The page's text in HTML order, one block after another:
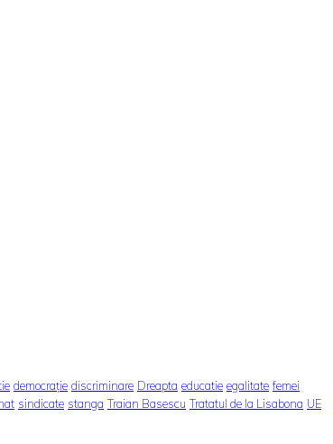
democrație discriminare Dreapta educatie egalitate femei
sindicate stanga Traian Basescu Tratatul de la Lisabona UE